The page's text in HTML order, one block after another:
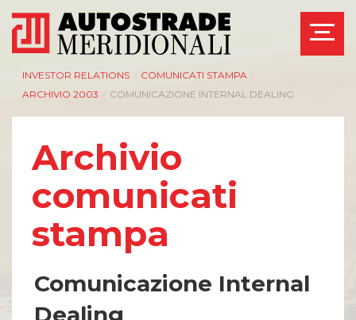
INVESTOR RELATIONS COMUNICATI STAMPA
ARCHIVIO 2003
COMUNICAZIONE INTERNAL DEALING
Archivio
comunicati
stampa
Comunicazione Internal
Dealing